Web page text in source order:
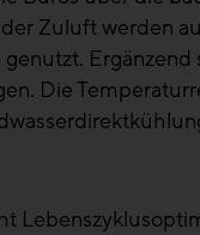
Zuluft werden
Ergänzend
Die